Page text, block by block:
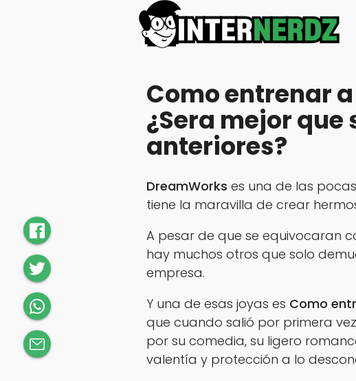
Como entrenar
¿Sera mejor que
anteriores?
DreamWorks es una de las
tiene la maravilla de crear
A pesar de que se equivocaran
hay muchos otros que solo
empresa.
Y una de esas joyas es Como
que cuando salió por primera
por su comedia, su ligero
valentía y protección a lo